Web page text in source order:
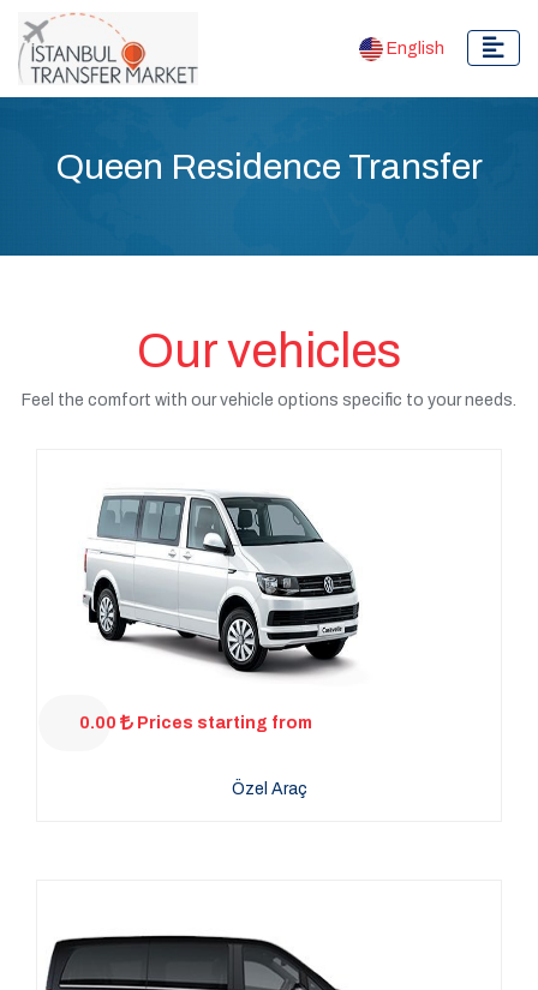
English
Queen Residence Transfer
Our vehicles
Feel the comfort with our vehicle options specific to your needs.
0.00 Prices starting from
Özel Araç